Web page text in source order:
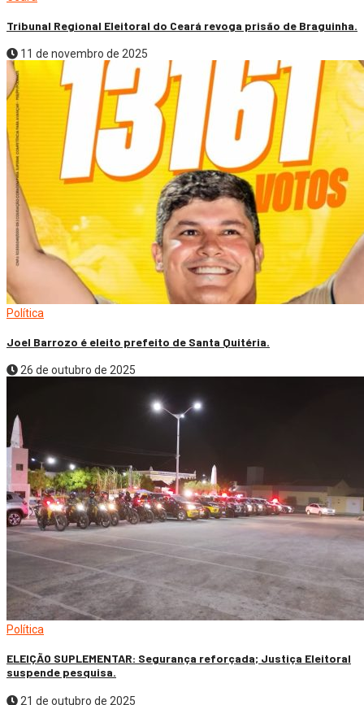
Tribunal Regional Eleitoral do Ceará revoga prisão de Braguinha.
11 de novembro de 2025
Política
Joel Barrozo é eleito prefeito de Santa Quitéria.
26 de outubro de 2025
Política
ELEIÇÃO SUPLEMENTAR: Segurança reforçada; Justiça Eleitoral
suspende pesquisa.
21 de outubro de 2025